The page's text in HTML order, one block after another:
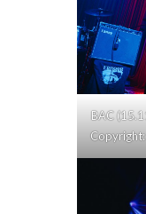
BAC